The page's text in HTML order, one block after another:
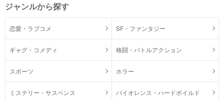
ジャンルから探す
恋愛・ラブコメ SF・ファンタジー
ギャグ・コメディ 格闘・バトルアクション
スポーツ ホラー
ミステリー・サスペンス バイオレンス・ハードボイルド